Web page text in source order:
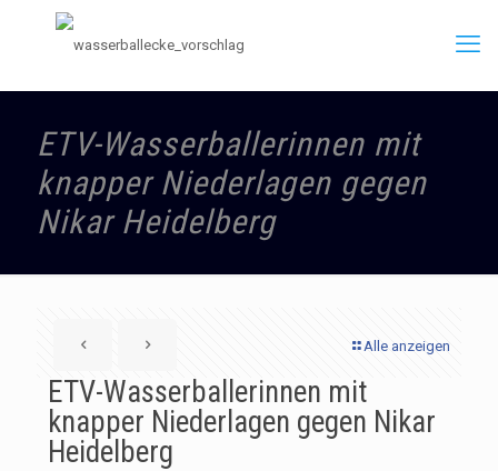
ETV-Wasserballerinnen mit
knapper Niederlagen gegen
Nikar Heidelberg
Alle anzeigen
ETV-Wasserballerinnen mit
knapper Niederlagen gegen Nikar
Heidelberg